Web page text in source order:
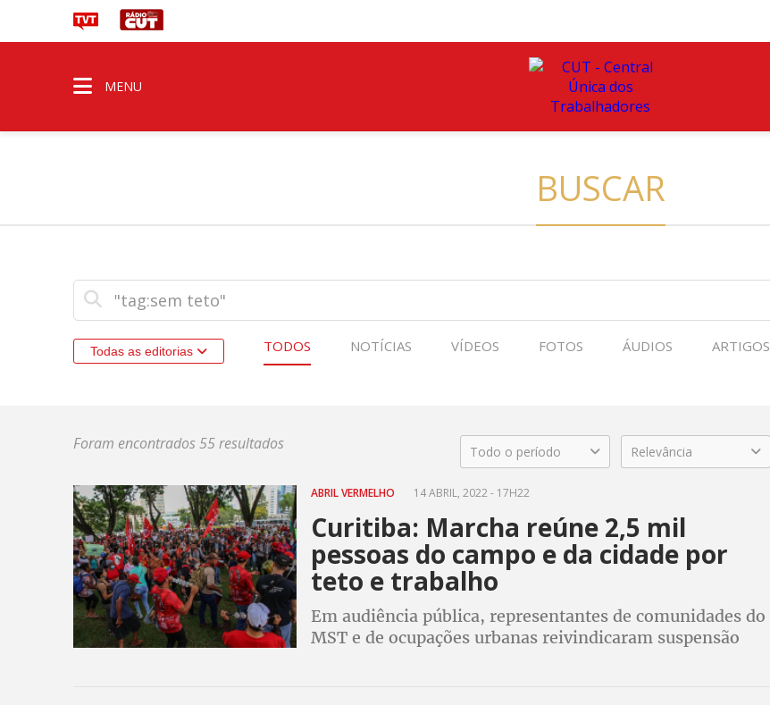
MENU
BUSCAR
Todas as editorias TODOS NOTÍCIAS VÍDEOS FOTOS ÁUDIOS ARTIGOS
Foram encontrados 55 resultados Todo o período Relevância
ABRIL VERMELHO 14 ABRIL, 2022 - 17H22
Curitiba: Marcha reúne 2,5 mil
pessoas do campo e da cidade por
teto e trabalho
Em audiência pública, representantes de comunidades do
MST e de ocupações urbanas reivindicaram suspensão